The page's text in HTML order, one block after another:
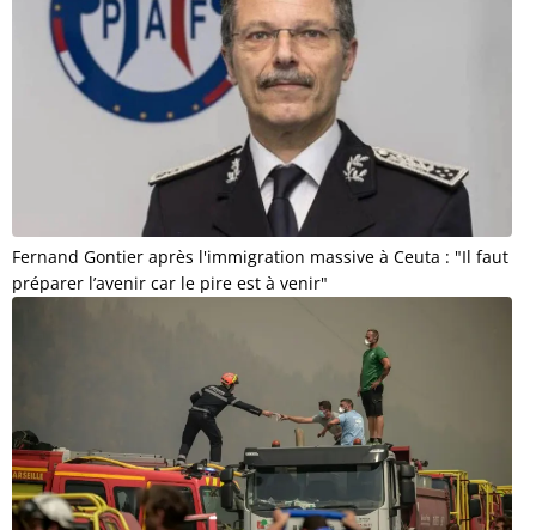
Fernand Gontier après l'immigration massive à Ceuta : "Il faut
préparer l’avenir car le pire est à venir"